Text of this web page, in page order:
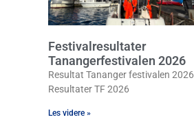
Festivalresultater
Tanangerfestivalen 2026
Resultat Tananger festivalen 2026
Resultater TF 2026
Les videre »